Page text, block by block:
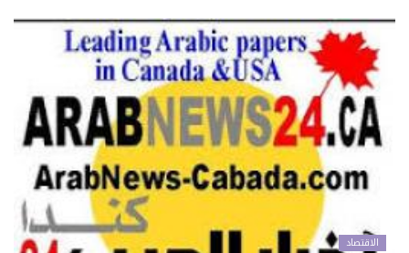
الاقتصاد